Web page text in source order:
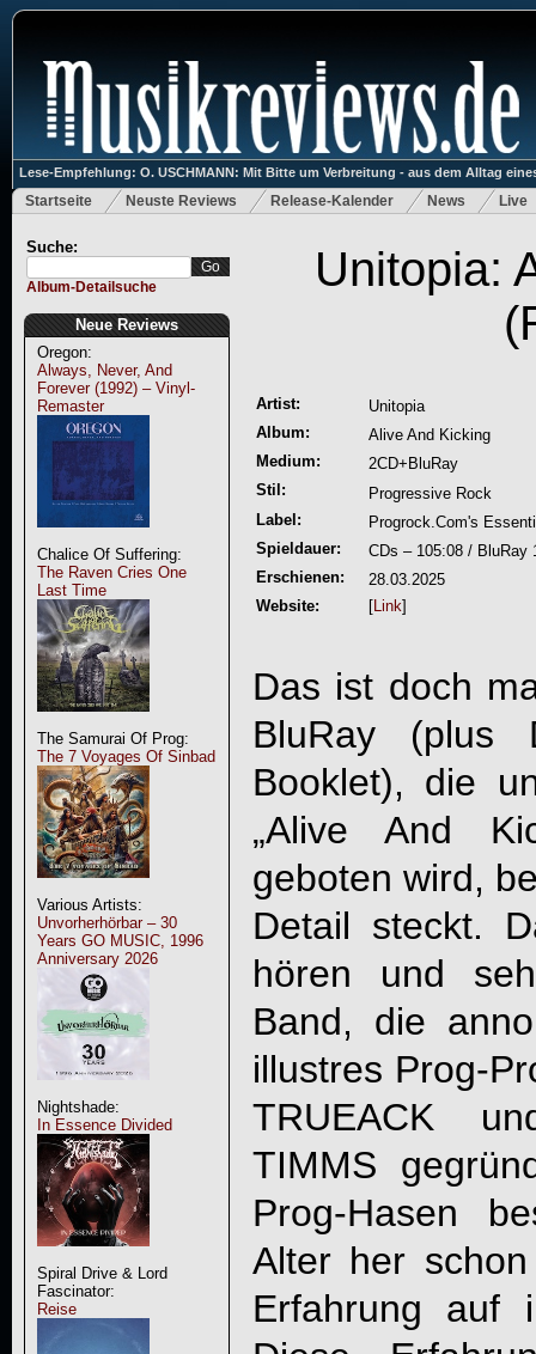
Lese-Empfehlung: O. USCHMANN: Mit Bitte um Verbreitung - aus dem Alltag
Startseite Neuste Reviews Release-Kalender News Live
Suche:
Album-Detailsuche
Neue Reviews
Oregon:
Always, Never, And
Forever (1992) – Vinyl-
Remaster
Chalice Of Suffering:
The Raven Cries One
Last Time
The Samurai Of Prog:
The 7 Voyages Of Sinbad
Various Artists:
Unvorherhörbar – 30
Years GO MUSIC, 1996
Anniversary 2026
Nightshade:
In Essence Divided
Spiral Drive & Lord
Fascinator:
Reise
Unitopia:
Artist:
Unitopia
Album:
Alive And Kicking
Medium:
2CD+BluRay
Stil:
Progressive Rock
Label:
Progrock.Com's
Spieldauer:
CDs – 105:08 / BluRay
Erschienen:
28.03.2025
Website:
[Link]
Das ist doch
BluRay (plus
Booklet), die
„Alive And
geboten wird,
Detail steckt.
hören und
Band, die
illustres Prog-
TRUEACK
TIMMS
Prog-Hasen
Alter her
Erfahrung auf